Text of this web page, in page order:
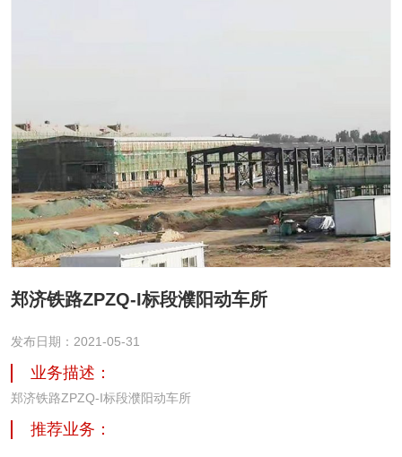
郑济铁路ZPZQ-I标段濮阳动车所
发布日期：2021-05-31
业务描述：
郑济铁路ZPZQ-I标段濮阳动车所
推荐业务：